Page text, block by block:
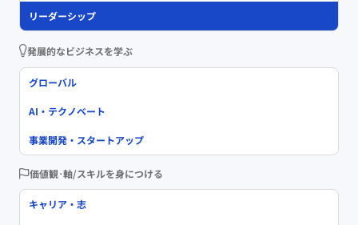
リーダーシップ
発展的なビジネスを学ぶ
グローバル
AI・テクノベート
事業開発・スタートアップ
価値観･軸/スキルを身につける
キャリア・志